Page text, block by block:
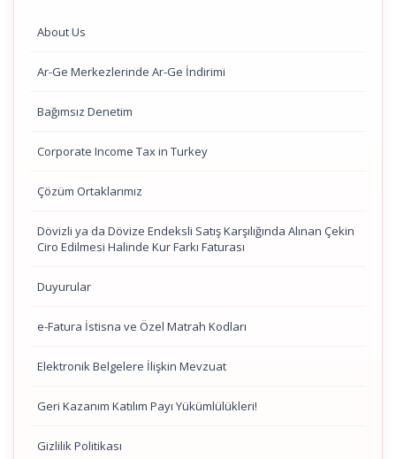
About Us
Ar-Ge Merkezlerinde Ar-Ge İndirimi
Bağımsız Denetim
Corporate Income Tax in Turkey
Çözüm Ortaklarımız
Dövizli ya da Dövize Endeksli Satış Karşılığında Alınan Çekin
Ciro Edilmesi Halinde Kur Farkı Faturası
Duyurular
e-Fatura İstisna ve Özel Matrah Kodları
Elektronik Belgelere İlişkin Mevzuat
Geri Kazanım Katılım Payı Yükümlülükleri!
Gizlilik Politikası